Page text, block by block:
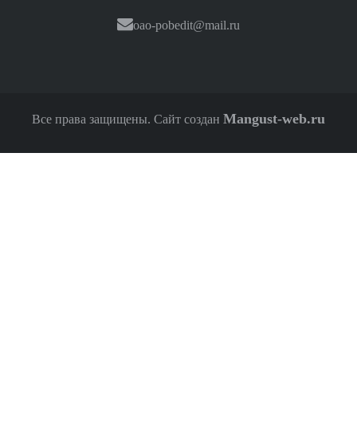
oao-pobedit@mail.ru
Все права защищены. Сайт создан Mangust-web.ru